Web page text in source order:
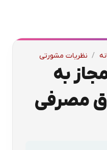
/ نظریات مشورتی
به
مصرفی